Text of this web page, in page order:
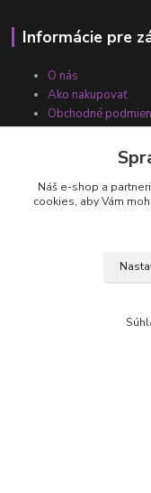
Informácie pre
O nás
Ako nakupovať
Obchodné
Fotogaléria
Náš e-shop a
cookies, aby Vám